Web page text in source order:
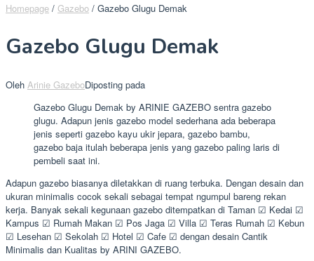
Homepage / Gazebo / Gazebo Glugu Demak
Gazebo Glugu Demak
Oleh Arinie GazeboDiposting pada
Gazebo Glugu Demak by ARINIE GAZEBO sentra gazebo
glugu. Adapun jenis gazebo model sederhana ada beberapa
jenis seperti gazebo kayu ukir jepara, gazebo bambu,
gazebo baja itulah beberapa jenis yang gazebo paling laris di
pembeli saat ini.
Adapun gazebo biasanya diletakkan di ruang terbuka. Dengan desain dan
ukuran minimalis cocok sekali sebagai tempat ngumpul bareng rekan
kerja. Banyak sekali kegunaan gazebo ditempatkan di Taman ☑ Kedai ☑
Kampus ☑ Rumah Makan ☑ Pos Jaga ☑ Villa ☑ Teras Rumah ☑ Kebun
☑ Lesehan ☑ Sekolah ☑ Hotel ☑ Cafe ☑ dengan desain Cantik
Minimalis dan Kualitas by ARINI GAZEBO.